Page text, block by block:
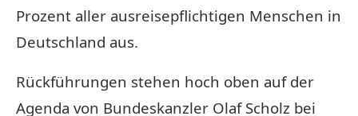
Prozent aller ausreisepflichtigen Menschen in
Deutschland aus.
Rückführungen stehen hoch oben auf der
Agenda von Bundeskanzler Olaf Scholz bei